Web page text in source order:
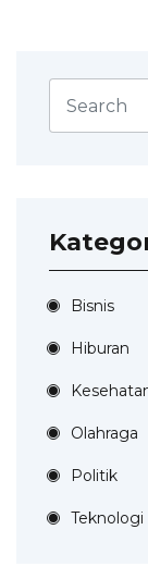
Bisnis
Hiburan
Olahraga
Politik
Teknologi